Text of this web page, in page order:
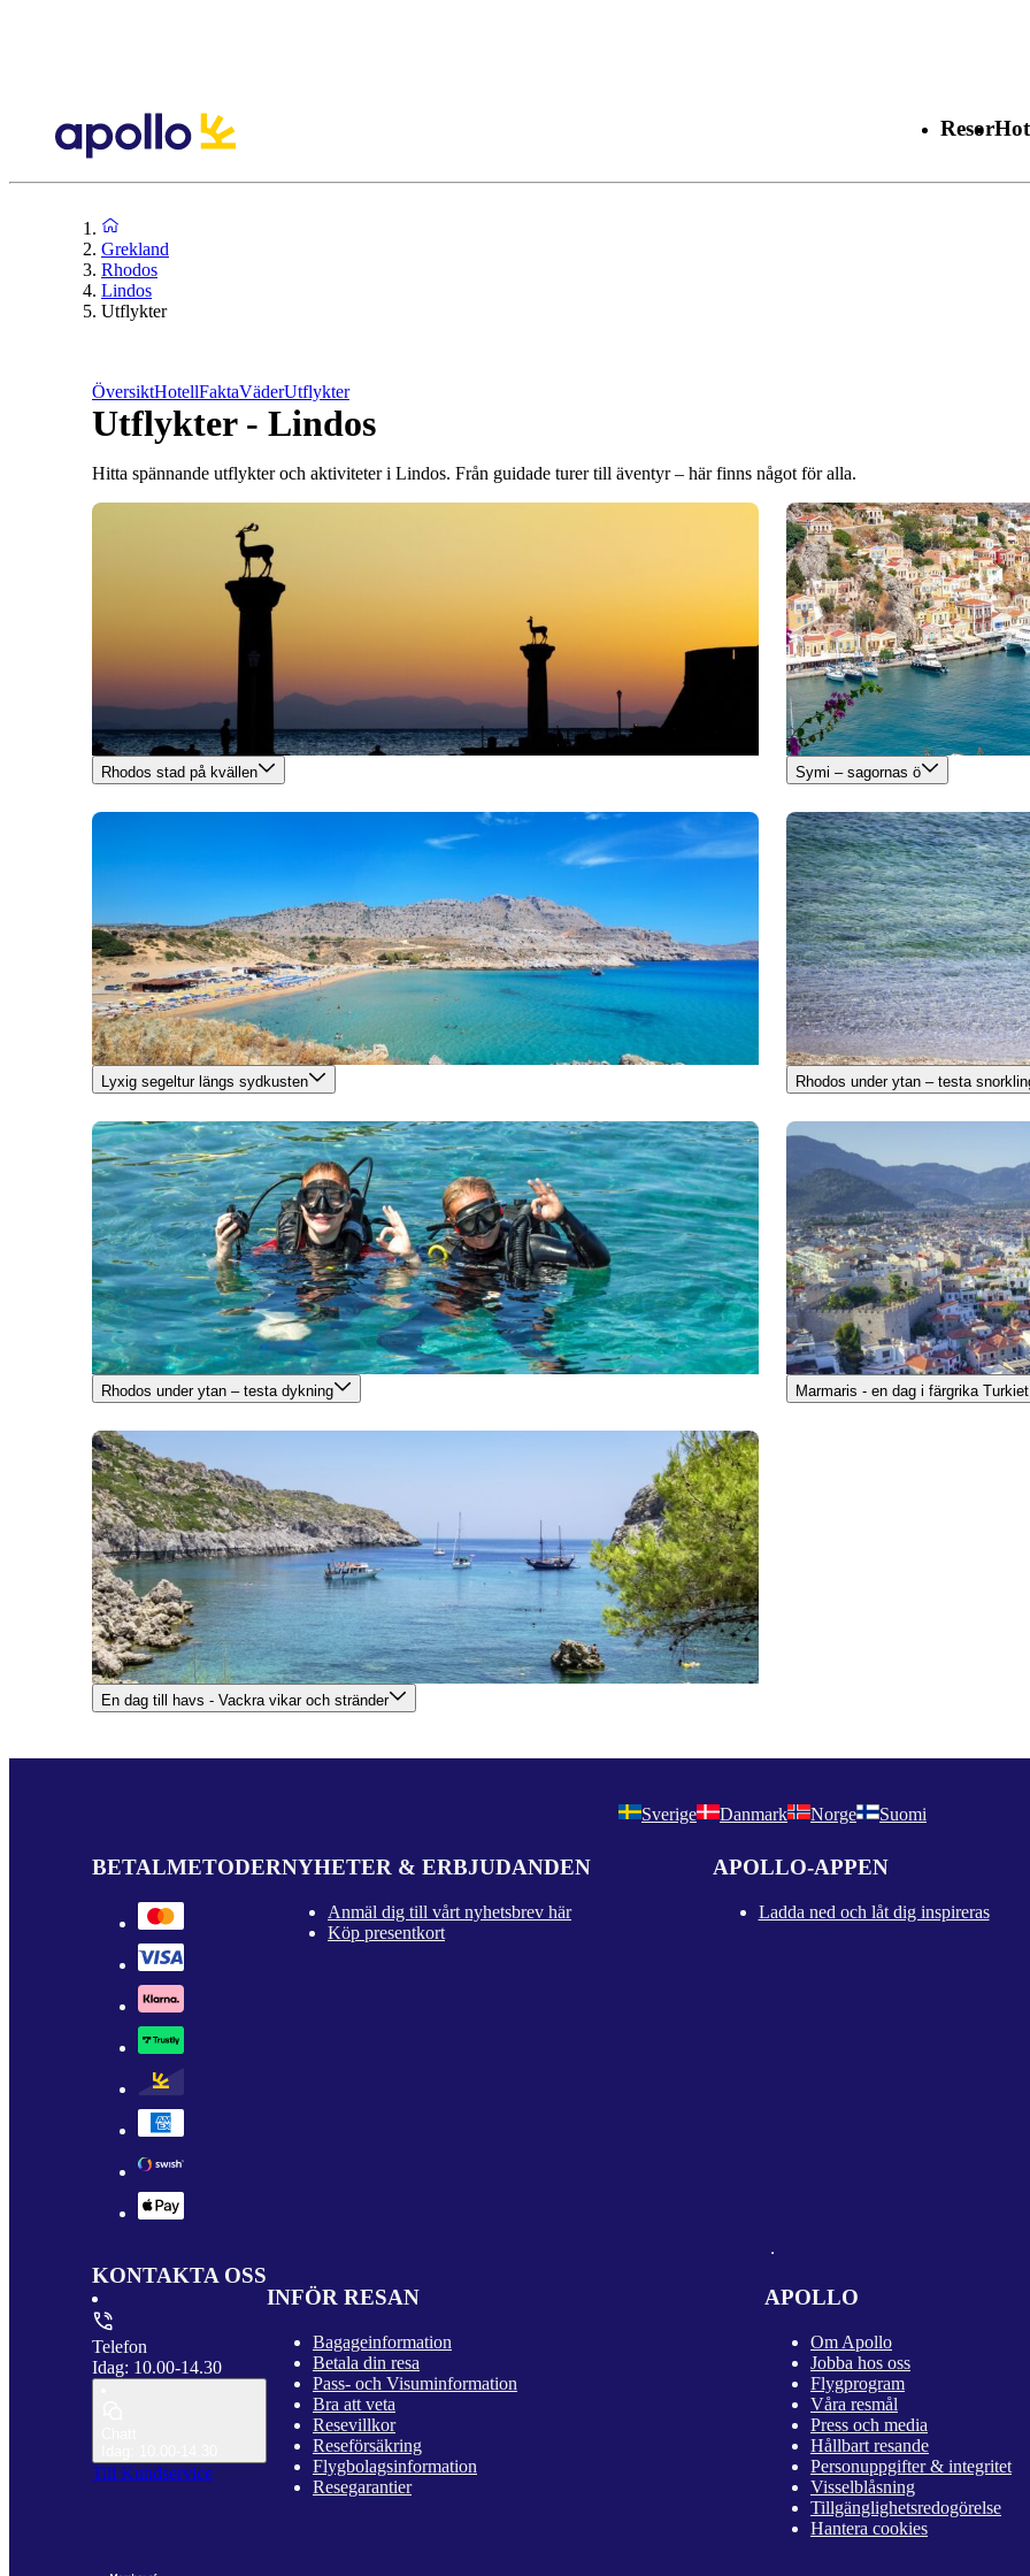
Resor
Grekland
Rhodos
Lindos
Utflykter
ÖversiktHotellFaktaVäderUtflykter
Utflykter - Lindos
Hitta spännande utflykter och aktiviteter i Lindos. Från guidade turer till äventyr – här finns något för alla.
Rhodos stad på kvällen Symi – sagornas ö
Lyxig segeltur längs sydkusten Rhodos under ytan – testa
Rhodos under ytan – testa dykning Marmaris - en dag i färgrika Turkiet
En dag till havs - Vackra vikar och stränder
Sverige Danmark Norge Suomi
BETALMETODERNYHETER & ERBJUDANDEN
Anmäl dig till vårt nyhetsbrev här
Köp presentkort
APOLLO-APPEN
Ladda ned och låt dig inspireras
KONTAKTA OSS
Telefon
Idag: 10.00-14.30
Till Kundservice
INFÖR RESAN
Bagageinformation
Betala din resa
Pass- och Visuminformation
Bra att veta
Resevillkor
Reseförsäkring
Flygbolagsinformation
Resegarantier
APOLLO
Om Apollo
Jobba hos oss
Flygprogram
Våra resmål
Press och media
Hållbart resande
Personuppgifter & integritet
Visselblåsning
Tillgänglighetsredogörelse
Hantera cookies